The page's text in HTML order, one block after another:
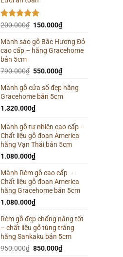
Được xếp
5 sao
200.000₫ Giá
là:
200.000₫.
150.000₫Giá
tại
là:
Mành sáo gỗ Bắc Hương Đỏ
cao cấp – hãng Gracehome
bản 5cm
790.000₫ Giá
là:
790.000₫.
550.000₫Giá
tại
là:
Mành gỗ cửa sổ đẹp hãng
Gracehome bản 5cm
1.320.000₫
Mành gỗ tự nhiên cao cấp –
Chất liệu gỗ đoạn America
hãng Vạn Thái bản 5cm
1.080.000₫
Mành Rèm gỗ cao cấp –
Chất liệu gỗ đoạn America
hãng Gracehome bản 5cm
1.080.000₫
Rèm gỗ đẹp chống nắng tốt
– chất liệu gỗ tùng trắng
hãng Sankaku bản 5cm
950.000₫ Giá
850.000₫Giá